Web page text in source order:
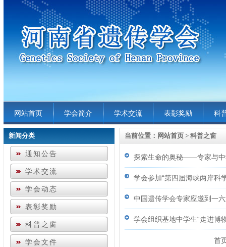
网站首页 学会简介 学术交流 表彰奖励 科
新闻分类
通知公告
学术交流
学会动态
表彰奖励
科普之窗
学会文件
当前位置： 网站首页 > 科普之窗
探索生命的奥秘——专家与中
学会参加“第四届海峡两岸科
中国遗传学会专家应邀到一
学会组织基地中学生“走进博
首